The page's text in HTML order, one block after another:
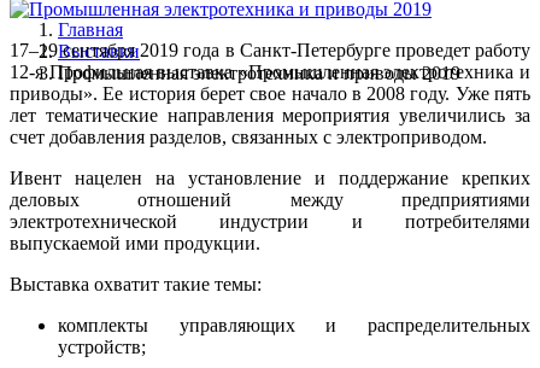
Главная
Выставки
Промышленная электротехника и приводы 2019
17–19 сентября 2019 года в Санкт-Петербурге проведет работу
12-я Профильная выставка «Промышленная электротехника и
приводы». Ее история берет свое начало в 2008 году. Уже пять
лет тематические направления мероприятия увеличились за
счет добавления разделов, связанных с электроприводом.
Ивент нацелен на установление и поддержание крепких
деловых отношений между предприятиями
электротехнической индустрии и потребителями
выпускаемой ими продукции.
Выставка охватит такие темы:
комплекты управляющих и распределительных
устройств;